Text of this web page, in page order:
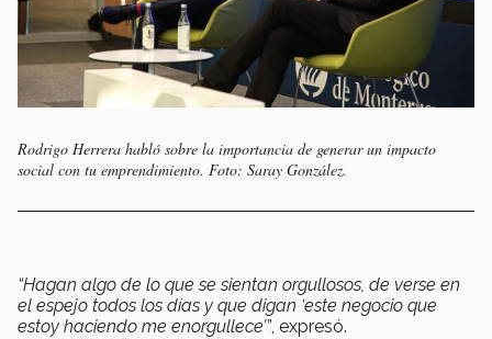
Rodrigo Herrera habló sobre la importancia de generar un impacto
social con tu emprendimiento. Foto: Saray González.
“Hagan algo de lo que se sientan orgullosos, de verse en
el espejo todos los días y que digan ‘este negocio que
estoy haciendo me enorgullece’”, expresó.